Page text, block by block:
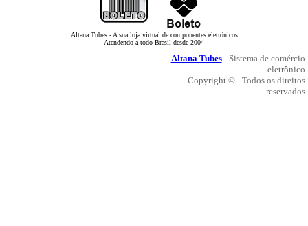
Altana Tubes - A sua loja virtual de componentes eletrônicos
Atendendo a todo Brasil desde 2004
Altana Tubes- Sistema de comércio
eletrônico
Copyright © - Todos os direitos
reservados